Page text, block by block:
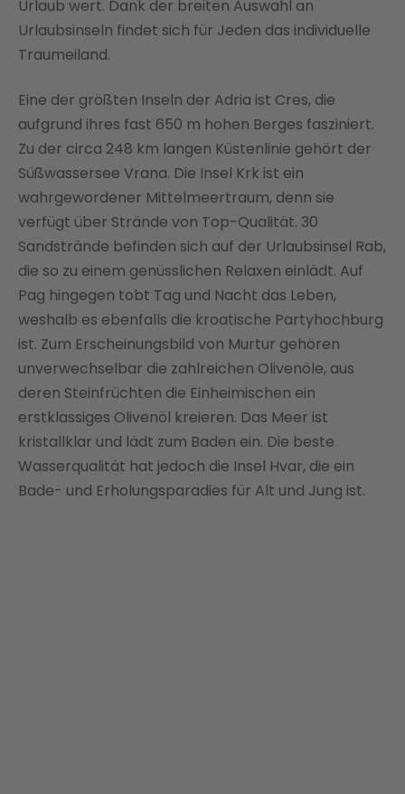
Urlaub wert. Dank der breiten Auswahl an
Urlaubsinseln findet sich für Jeden das individuelle
Traumeiland.
Eine der größten Inseln der Adria ist Cres, die
aufgrund ihres fast 650 m hohen Berges fasziniert.
Zu der circa 248 km langen Küstenlinie gehört der
Süßwassersee Vrana. Die Insel Krk ist ein
wahrgewordener Mittelmeertraum, denn sie
verfügt über Strände von Top-Qualität. 30
Sandstrände befinden sich auf der Urlaubsinsel Rab,
die so zu einem genüsslichen Relaxen einlädt. Auf
Pag hingegen tobt Tag und Nacht das Leben,
weshalb es ebenfalls die kroatische Partyhochburg
ist. Zum Erscheinungsbild von Murtur gehören
unverwechselbar die zahlreichen Olivenöle, aus
deren Steinfrüchten die Einheimischen ein
erstklassiges Olivenöl kreieren. Das Meer ist
kristallklar und lädt zum Baden ein. Die beste
Wasserqualität hat jedoch die Insel Hvar, die ein
Bade- und Erholungsparadies für Alt und Jung ist.